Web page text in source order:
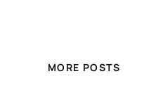
MORE POSTS